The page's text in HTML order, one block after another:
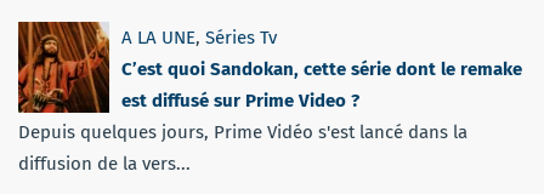
A LA UNE, Séries Tv
C’est quoi Sandokan, cette série dont le remake
est diffusé sur Prime Video ?
Depuis quelques jours, Prime Vidéo s'est lancé dans la
diffusion de la vers...